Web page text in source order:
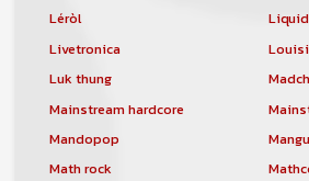
Léròl
Livetronica
Luk thung
Mainstream hardcore
Mandopop
Math rock
comptabilité sera
visible directement sur le
Un nouveau service de
pour musicien vous est
site. Ce service permet,
êtes musiciens ou un
orchestre, DJ, etc... de